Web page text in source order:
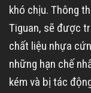
khó chịu. Thông
Tiguan, sẽ được
chất liệu nhựa
những hạn chế
kém và bị tác